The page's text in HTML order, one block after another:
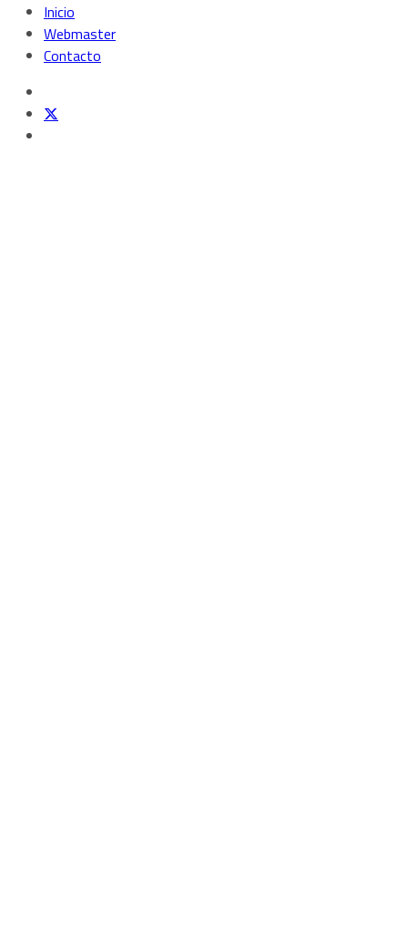
Inicio
Webmaster
Contacto